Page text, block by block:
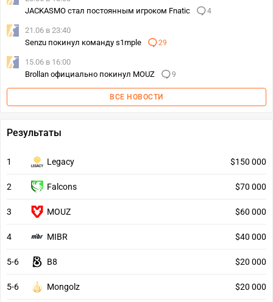
JACKASMO стал постоянным игроком Fnatic
4
21.06 в 23:40
Senzu покинул команду s1mple
29
15.06 в 16:00
Brollan официально покинул MOUZ
9
ВСЕ НОВОСТИ
Результаты
1 Legacy $150 000
2 Falcons $70 000
3 MOUZ $60 000
4 MIBR $40 000
5-6 B8 $20 000
5-6 Mongolz $20 000